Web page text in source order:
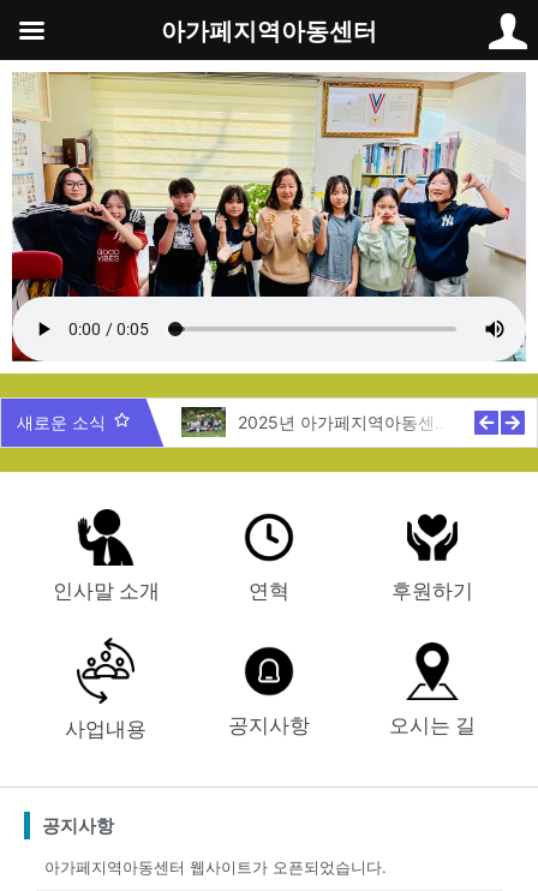
츠
로
건
너
뛰
기
새로운 소식
제주도 지역탐방
인사말 소개 연혁 후원하기
사업내용 공지사항 오시는 길
공지사항
아가페지역아동센터 웹사이트가 오픈되었습니다.
아가페지역아동센터